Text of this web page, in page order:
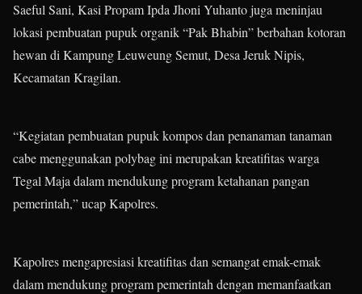
Saeful Sani, Kasi Propam Ipda Jhoni Yuhanto juga meninjau
lokasi pembuatan pupuk organik “Pak Bhabin” berbahan kotoran
hewan di Kampung Leuweung Semut, Desa Jeruk Nipis,
Kecamatan Kragilan.
“Kegiatan pembuatan pupuk kompos dan penanaman tanaman
cabe menggunakan polybag ini merupakan kreatifitas warga
Tegal Maja dalam mendukung program ketahanan pangan
pemerintah,” ucap Kapolres.
Kapolres mengapresiasi kreatifitas dan semangat emak-emak
dalam mendukung program pemerintah dengan memanfaatkan